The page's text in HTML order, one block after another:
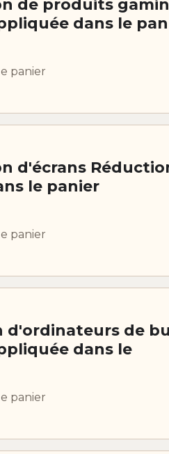
de produits
dans le pan
panier
d'écrans
le panier
panier
d'ordinateurs de
dans le
panier